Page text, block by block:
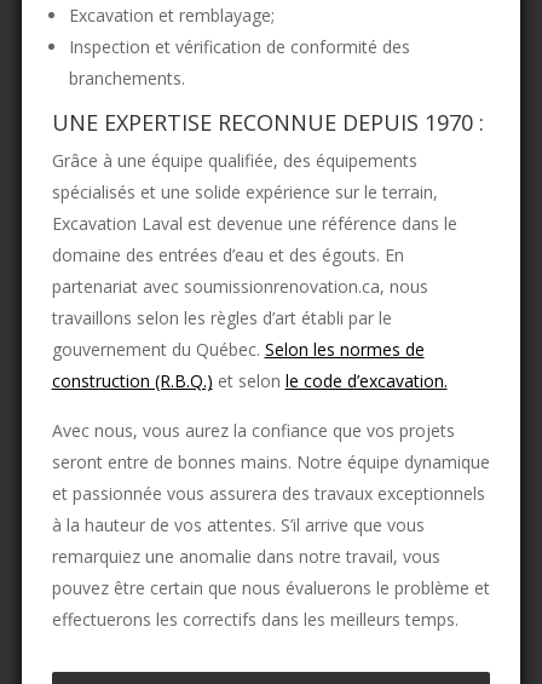
Excavation et remblayage;
Inspection et vérification de conformité des
branchements.
UNE EXPERTISE RECONNUE DEPUIS 1970 :
Grâce à une équipe qualifiée, des équipements
spécialisés et une solide expérience sur le terrain,
Excavation Laval est devenue une référence dans le
domaine des entrées d’eau et des égouts. En
partenariat avec soumissionrenovation.ca, nous
travaillons selon les règles d’art établi par le
gouvernement du Québec. Selon les normes de
construction (R.B.Q.) et selon le code d’excavation.
Avec nous, vous aurez la confiance que vos projets
seront entre de bonnes mains. Notre équipe dynamique
et passionnée vous assurera des travaux exceptionnels
à la hauteur de vos attentes. S’il arrive que vous
remarquiez une anomalie dans notre travail, vous
pouvez être certain que nous évaluerons le problème et
effectuerons les correctifs dans les meilleurs temps.